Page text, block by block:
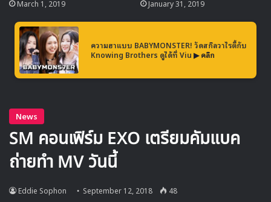
March 1, 2019 January 31, 2019
ความฮาแบบ BABYMONSTER! วัดสกิลวาไรตี้กับ
Knowing Brothers ดูได้ที่ Viu ▶ คลิก